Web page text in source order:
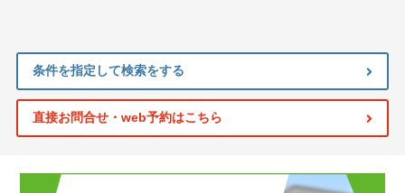
条件を指定して検索をする
直接お問合せ・web予約はこちら